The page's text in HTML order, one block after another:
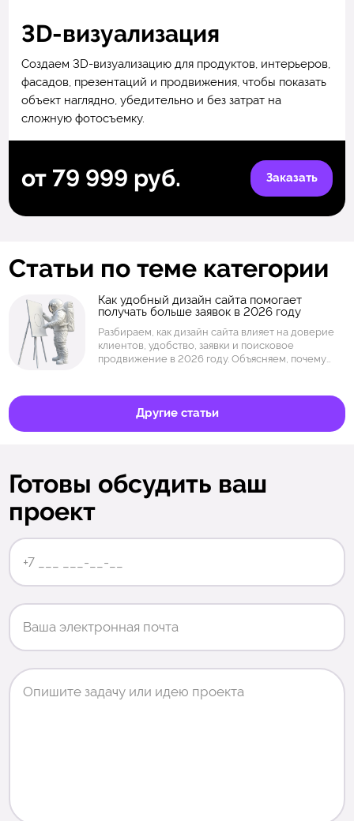
3D-визуализация
Создаем 3D-визуализацию для продуктов, интерьеров,
фасадов, презентаций и продвижения, чтобы показать
объект наглядно, убедительно и без затрат на
сложную фотосъемку.
от 79 999 руб. Заказать
Статьи по теме категории
Как удобный дизайн сайта помогает
получать больше заявок в 2026 году
Разбираем, как дизайн сайта влияет на доверие
клиентов, удобство, заявки и поисковое
продвижение в 2026 году. Объясняем, почему
визуальная подача и удобный путь пользователя.
Другие статьи
Готовы обсудить ваш
проект